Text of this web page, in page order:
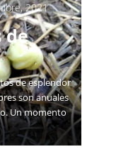
2021
de
de esplendor
son anuales
Un momento